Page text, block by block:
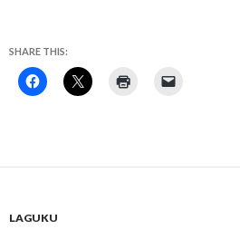
SHARE THIS:
LAGUKU